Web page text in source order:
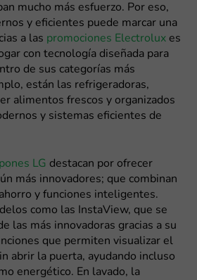
mucho más esfuerzo. Por eso,
y eficientes puede marcar una
a las promociones Electrolux es
con tecnología diseñada para
de sus categorías más
están las refrigeradoras,
alimentos frescos y organizados
y sistemas eficientes de
LG destacan por ofrecer
más innovadores; que combinan
y funciones inteligentes.
como las InstaView, que se
las más innovadoras gracias a su
que permiten visualizar el
abrir la puerta, ayudando incluso
energético. En lavado, la